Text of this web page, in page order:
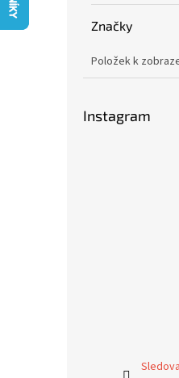
Značky
Položek k
Instagram